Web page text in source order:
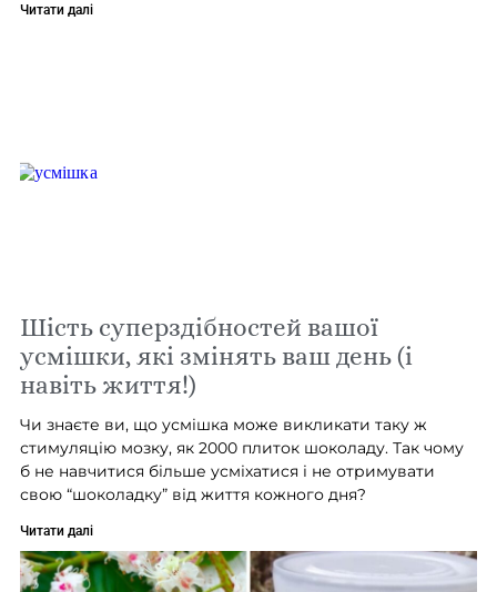
Читати далі
Шість суперздібностей вашої
усмішки, які змінять ваш день (і
навіть життя!)
Чи знаєте ви, що усмішка може викликати таку ж
стимуляцію мозку, як 2000 плиток шоколаду. Так чому
б не навчитися більше усміхатися і не отримувати
свою “шоколадку” від життя кожного дня?
Читати далі